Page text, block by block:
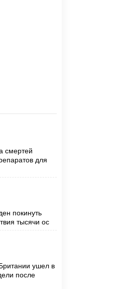
смертей
для
покинуть
тысячи ос
ушел в
после